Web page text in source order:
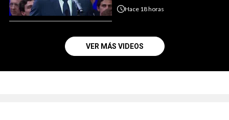
Hace 18 horas
VER MÁS VIDEOS